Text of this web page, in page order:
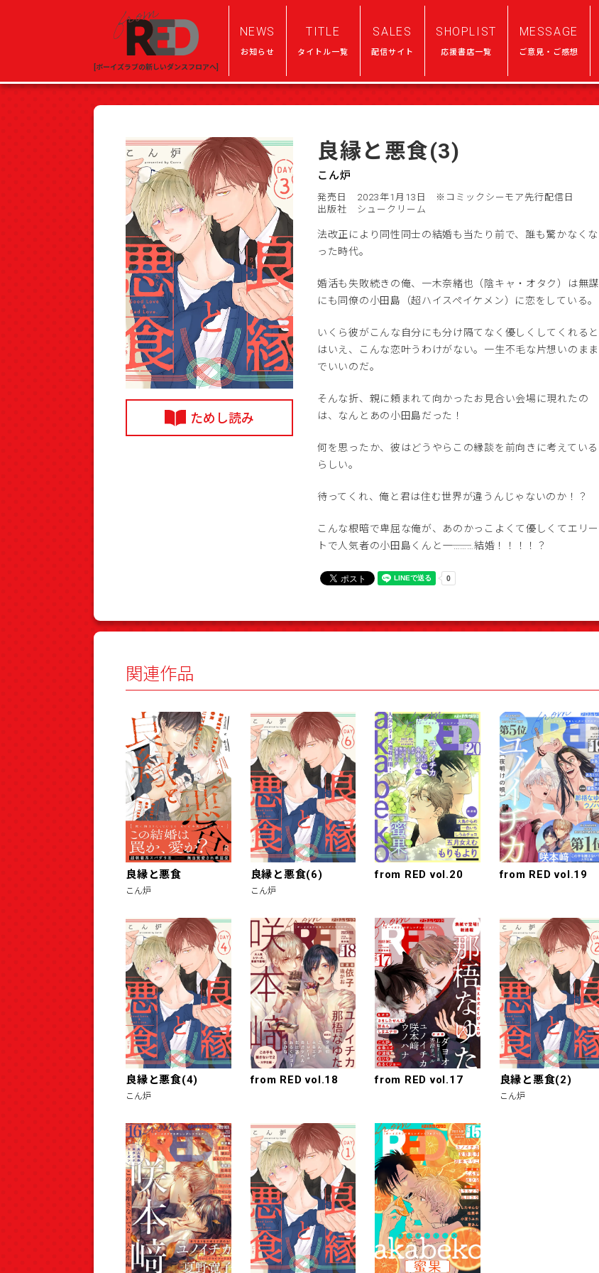
[ボーイズラブの新しいダンスフロアへ]
NEWS
お知らせ
TITLE
タイトル一覧
SALES
配信サイト
SHOPLIST
応援書店一覧
MESSAGE
ご意見・ご感想
ためし読み
良縁と悪食(3)
こん炉
発売日 2023年1月13日
※コミックシーモア先行配信日
出版社 シュークリーム
法改正により同性同士の結婚も当たり前で、誰も驚かなくな
った時代。
婚活も失敗続きの俺、一木奈緒也（陰キャ・オタク）は無謀
にも同僚の小田島（超ハイスペイケメン）に恋をしている。
いくら彼がこんな自分にも分け隔てなく優しくしてくれると
はいえ、こんな恋叶うわけがない。一生不毛な片想いのまま
でいいのだ。
そんな折、親に頼まれて向かったお見合い会場に現れたの
は、なんとあの小田島だった！
何を思ったか、彼はどうやらこの縁談を前向きに考えている
らしい。
待ってくれ、俺と君は住む世界が違うんじゃないのか！？
こんな根暗で卑屈な俺が、あのかっこよくて優しくてエリー
トで人気者の小田島くんと――――………結婚！！！！？
関連作品
良縁と悪食
こん炉
良縁と悪食(6)
こん炉
from RED vol.20 from RED vol.19
良縁と悪食(4)
こん炉
from RED vol.18 from RED vol.17 良縁と悪食(2)
こん炉